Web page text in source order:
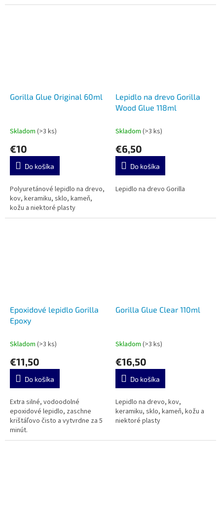
Gorilla Glue Original 60ml
Skladom (>3 ks)
€10
Do košíka
Polyuretánové lepidlo na drevo,
kov, keramiku, sklo, kameň,
kožu a niektoré plasty
Lepidlo na drevo Gorilla
Wood Glue 118ml
Skladom (>3 ks)
€6,50
Do košíka
Lepidlo na drevo Gorilla
Epoxidové lepidlo Gorilla
Epoxy
Skladom (>3 ks)
€11,50
Do košíka
Extra silné, vodoodolné
epoxidové lepidlo, zaschne
krištáľovo čisto a vytvrdne za 5
minút.
Gorilla Glue Clear 110ml
Skladom (>3 ks)
€16,50
Do košíka
Lepidlo na drevo, kov,
keramiku, sklo, kameň, kožu a
niektoré plasty